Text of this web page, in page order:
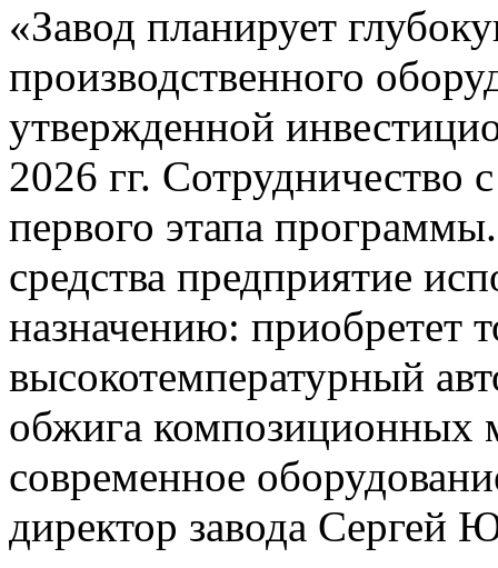
«Завод планирует
производственного
утвержденной
2026 гг. Сотрудничество
первого этапа
средства предприятие
назначению: приобретет
высокотемпературный
обжига композиционных
современное
директор завода Сергей